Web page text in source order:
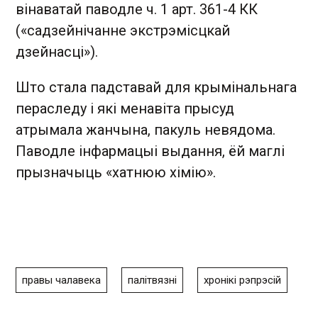
вінаватай паводле ч. 1 арт. 361-4 КК
(«садзейнічанне экстрэмісцкай
дзейнасці»).
Што стала падставай для крымінальнага
пераследу і які менавіта прысуд
атрымала жанчына, пакуль невядома.
Паводле інфармацыі выдання, ёй маглі
прызначыць «хатнюю хімію».
правы чалавека палітвязні хронікі рэпрэсій